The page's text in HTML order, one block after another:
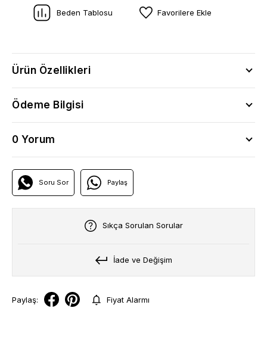
Beden Tablosu Favorilere Ekle
Ürün Özellikleri
Ödeme Bilgisi
0 Yorum
Soru Sor Paylaş
Sıkça Sorulan Sorular
İade ve Değişim
Paylaş: Fiyat Alarmı